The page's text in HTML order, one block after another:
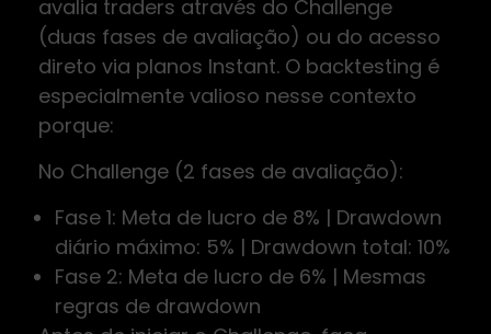
avalia traders através do Challenge
(duas fases de avaliação) ou do acesso
direto via planos Instant. O backtesting é
especialmente valioso nesse contexto
porque:
No Challenge (2 fases de avaliação):
Fase 1: Meta de lucro de 8% | Drawdown
diário máximo: 5% | Drawdown total: 10%
Fase 2: Meta de lucro de 6% | Mesmas
regras de drawdown